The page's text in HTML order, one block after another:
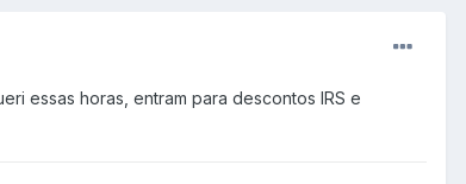
essas horas, entram para descontos IRS e